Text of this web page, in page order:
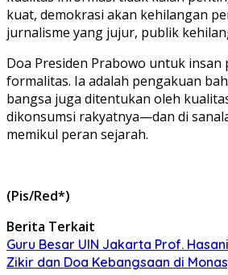
kuat, demokrasi akan kehilangan
jurnalisme yang jujur, publik
Doa Presiden Prabowo untuk insan
formalitas. Ia adalah pengakuan
bangsa juga ditentukan oleh
dikonsumsi rakyatnya—dan di
memikul peran sejarah.
(Pis/Red*)
Berita Terkait
Guru Besar UIN Jakarta Prof.
Zikir dan Doa Kebangsaan di